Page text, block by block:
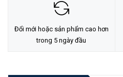
Product code
Architecture
Đổi mới hoặc sản phẩm cao hơn
trong 5 ngày đầu